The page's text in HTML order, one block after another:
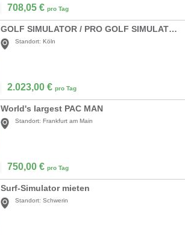
708,05 € pro Tag
GOLF SIMULATOR / PRO GOLF SIMULATION
Standort: Köln
2.023,00 € pro Tag
World's largest PAC MAN
Standort: Frankfurt am Main
750,00 € pro Tag
Surf-Simulator mieten
Standort: Schwerin